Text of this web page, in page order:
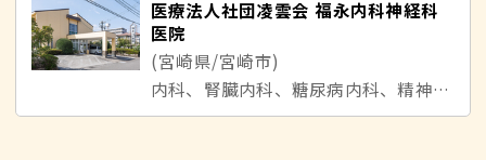
医療法人社団凌雲会 福永内科神経科
医院
(宮崎県/宮崎市)
内科、腎臓内科、糖尿病内科、精神科、心療内科